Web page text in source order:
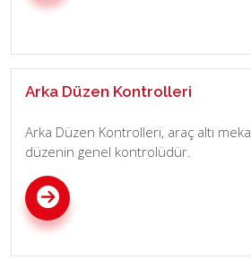
Arka Düzen Kontrolleri
Arka Düzen Kontrolleri, araç altı
düzenin genel kontrolüdür.